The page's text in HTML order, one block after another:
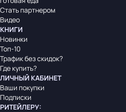
Стать партнером
Видео
КНИГИ
Новинки
Топ-10
Трафик без скидок?
Где купить?
ЛИЧНЫЙ КАБИНЕТ
Ваши покупки
Подписки
РИТЕЙЛЕРУ: